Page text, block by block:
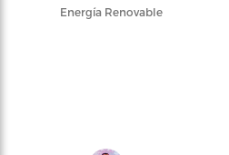
Energía Renovable